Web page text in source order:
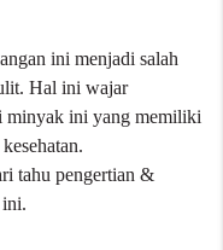
ini menjadi salah
Hal ini wajar
minyak ini yang memiliki
tahu pengertian &
ini.